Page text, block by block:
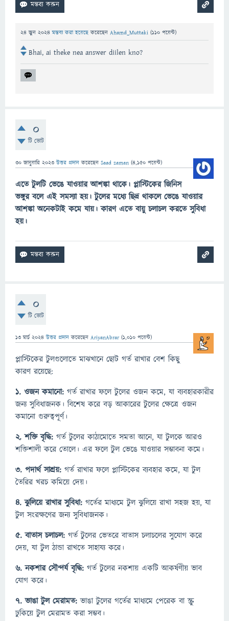
24 জুন 2024 মন্তব্য করা হয়েছেকরেছেন Ahamd_Muttaki (110 পয়েন্ট)
Bhai, ai theke nea answer diilen kno?
0
টি ভোট
30 জানুয়ারি 2023 উত্তর প্রদান করেছেন Saad zaman (4,150 পয়েন্ট)
এতে টুলটি ভেঙে যাওয়ার আশঙ্কা থাকে। প্লাস্টিকের জিনিস
ভঙ্গুর বলে এই সমস্যা হয়। টুলের মধ্যে ছিদ্র থাকলে ভেঙে যাওয়ার
আশঙ্কা অনেকটাই কমে যায়। কারণ এতে বায়ু চলাচল করতে সুবিধা
হয়।
0
টি ভোট
13 মার্চ 2024 উত্তর প্রদান করেছেন AriyanAbrar (1,010 পয়েন্ট)
প্লাস্টিকের টুলগুলোতে মাঝখানে ছোট গর্ত রাখার বেশ কিছু
কারণ রয়েছে:
১. ওজন কমানো: গর্ত রাখার ফলে টুলের ওজন কমে, যা ব্যবহারকারীর
জন্য সুবিধাজনক। বিশেষ করে বড় আকারের টুলের ক্ষেত্রে ওজন
কমানো গুরুত্বপূর্ণ।
২. শক্তি বৃদ্ধি: গর্ত টুলের কাঠামোতে সমতা আনে, যা টুলকে আরও
শক্তিশালী করে তোলে। এর ফলে টুল ভেঙে যাওয়ার সম্ভাবনা কমে।
৩. পদার্থ সাশ্রয়: গর্ত রাখার ফলে প্লাস্টিকের ব্যবহার কমে, যা টুল
তৈরির খরচ কমিয়ে দেয়।
৪. ঝুলিয়ে রাখার সুবিধা: গর্তের মাধ্যমে টুল ঝুলিয়ে রাখা সহজ হয়, যা
টুল সংরক্ষণের জন্য সুবিধাজনক।
৫. বাতাস চলাচল: গর্ত টুলের ভেতরে বাতাস চলাচলের সুযোগ করে
দেয়, যা টুল ঠান্ডা রাখতে সাহায্য করে।
৬. নকশার সৌন্দর্য বৃদ্ধি: গর্ত টুলের নকশায় একটি আকর্ষণীয় ভাব
যোগ করে।
৭. ভাঙা টুল মেরামত: ভাঙা টুলের গর্তের মাধ্যমে পেরেক বা স্ক্রু
ঢুকিয়ে টুল মেরামত করা সম্ভব।